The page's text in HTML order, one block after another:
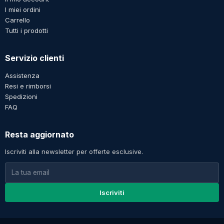
I miei ordini
Carrello
Tutti i prodotti
Servizio clienti
Assistenza
Resi e rimborsi
Spedizioni
FAQ
Resta aggiornato
Iscriviti alla newsletter per offerte esclusive.
Iscriviti